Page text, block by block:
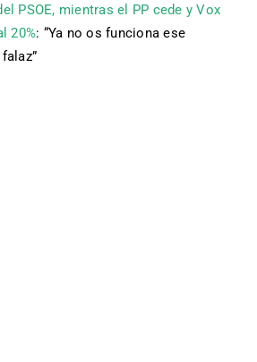
PSOE, mientras el PP cede y Vox
20%: “Ya no os funciona ese
”